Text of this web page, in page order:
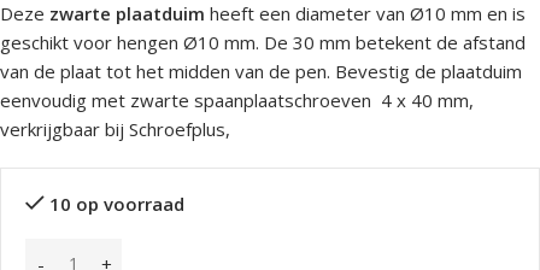
Deze zwarte plaatduim heeft een diameter van Ø10 mm en is
geschikt voor hengen Ø10 mm. De 30 mm betekent de afstand
van de plaat tot het midden van de pen. Bevestig de plaatduim
eenvoudig met zwarte spaanplaatschroeven 4 x 40 mm,
verkrijgbaar bij Schroefplus,
10 op voorraad